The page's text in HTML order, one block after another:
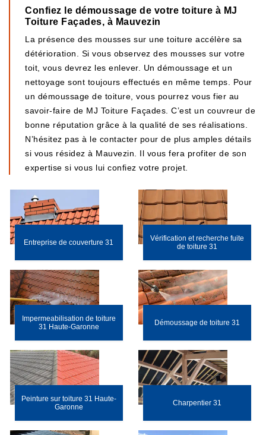
Confiez le démoussage de votre toiture à MJ
Toiture Façades, à Mauvezin
La présence des mousses sur une toiture accélère sa
détérioration. Si vous observez des mousses sur votre
toit, vous devrez les enlever. Un démoussage et un
nettoyage sont toujours effectués en même temps. Pour
un démoussage de toiture, vous pourrez vous fier au
savoir-faire de MJ Toiture Façades. C’est un couvreur de
bonne réputation grâce à la qualité de ses réalisations.
N’hésitez pas à le contacter pour de plus amples détails
si vous résidez à Mauvezin. Il vous fera profiter de son
expertise si vous lui confiez votre projet.
Entreprise de couverture 31
Vérification et recherche fuite
de toiture 31
Impermeabilisation de toiture
31 Haute-Garonne
Démoussage de toiture 31
Peinture sur toiture 31 Haute-
Garonne
Charpentier 31